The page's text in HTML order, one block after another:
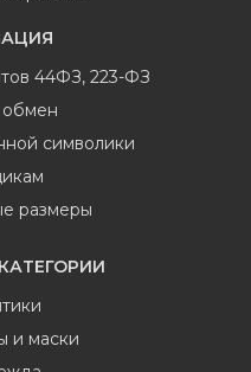
44ФЗ, 223-ФЗ
обмен
символики
размеры
и маски